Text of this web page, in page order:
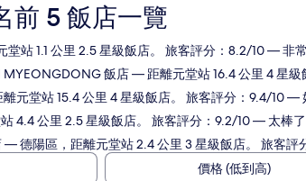
前 5 飯店一覽
站 1.1 公里 2.5 星級飯店。 旅客評分：8.2/10 — 非常
MYEONGDONG 飯店— 距離元堂站 16.4 公里 4 星級
元堂站 15.4 公里 4 星級飯店。 旅客評分：9.4/10 —
4.4 公里 2.5 星級飯店。 旅客評分：9.2/10 — 太棒了
— 德陽區，距離元堂站 2.4 公里 3 星級飯店。 旅客評
價格 (低到高)